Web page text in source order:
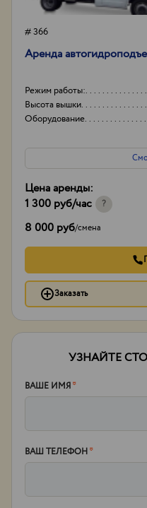
# 366
Аренда
Режим работы:
Высота вышки
Оборудование
Цена аренды:
1 300 руб/час ?
8 000 руб/смена
Заказать
УЗНАЙТЕ
ВАШЕ ИМЯ*
ВАШ ТЕЛЕФОН*